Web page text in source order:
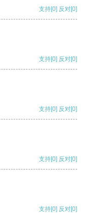
支持[0] 反对[0]
支持[0] 反对[0]
支持[0] 反对[0]
支持[0] 反对[0]
支持[0] 反对[0]